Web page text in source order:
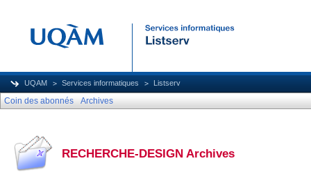
UQAM Services informatiques Listserv
Coin des abonnés Archives
RECHERCHE-DESIGN Archives